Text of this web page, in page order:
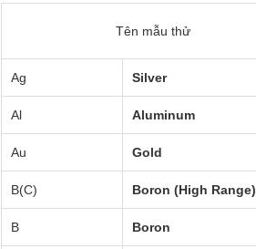
Tên mẫu thử
Ag Silver
Al Aluminum
Au Gold
B(C) Boron (High Range)
B Boron